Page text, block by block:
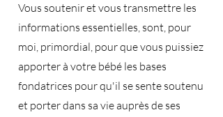
Vous soutenir et vous transmettre les
informations essentielles, sont, pour
moi, primordial, pour que vous puissiez
apporter à votre bébé les bases
fondatrices pour qu'il se sente soutenu
et porter dans sa vie auprès de ses